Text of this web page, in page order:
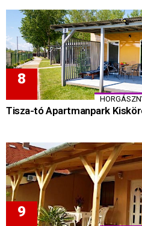
Tisza-tó Apartmanpark